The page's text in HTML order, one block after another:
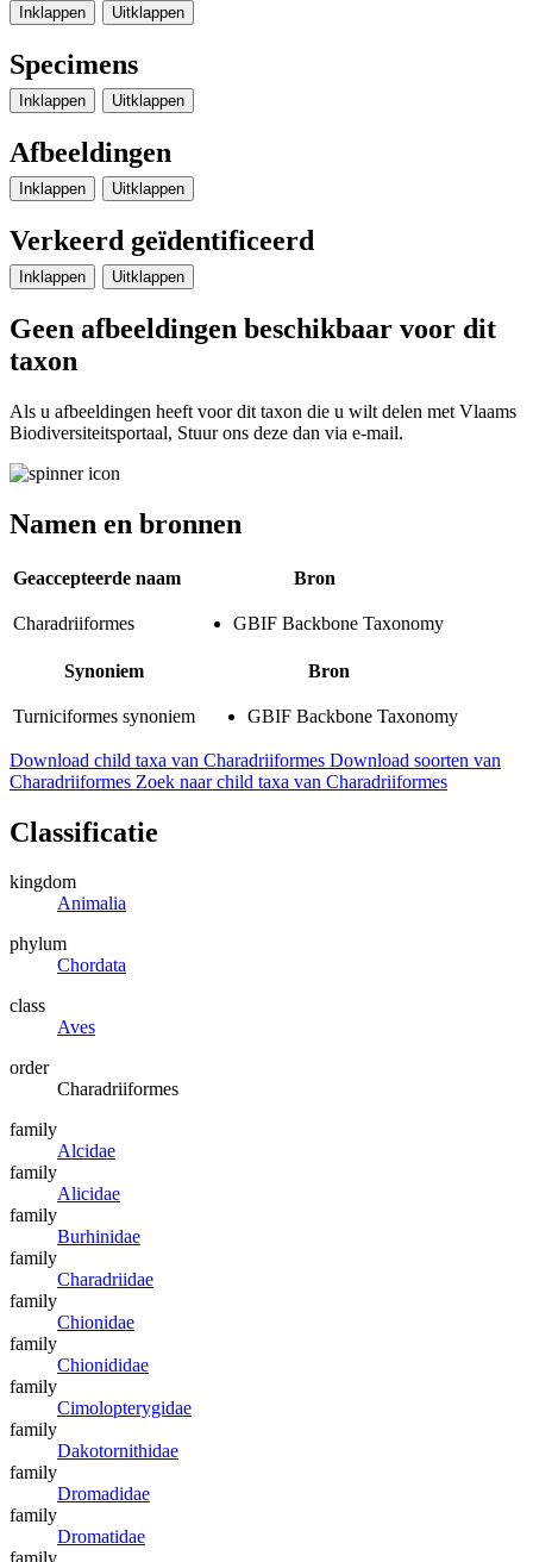
Inklappen Uitklappen
Specimens
Inklappen Uitklappen
Afbeeldingen
Inklappen Uitklappen
Verkeerd geïdentificeerd
Inklappen Uitklappen
Geen afbeeldingen beschikbaar voor dit
taxon
Als u afbeeldingen heeft voor dit taxon die u wilt delen met Vlaams
Biodiversiteitsportaal, Stuur ons deze dan via e-mail.
Namen en bronnen
Geaccepteerde naam Bron
Charadriiformes GBIF Backbone Taxonomy
Synoniem Bron
Turniciformes synoniem GBIF Backbone Taxonomy
Download child taxa van Charadriiformes Download soorten van
Charadriiformes Zoek naar child taxa van Charadriiformes
Classificatie
kingdom
Animalia
phylum
Chordata
class
Aves
order
Charadriiformes
family
Alcidae
family
Alicidae
family
Burhinidae
family
Charadriidae
family
Chionidae
family
Chionididae
family
Cimolopterygidae
family
Dakotornithidae
family
Dromadidae
family
Dromatidae